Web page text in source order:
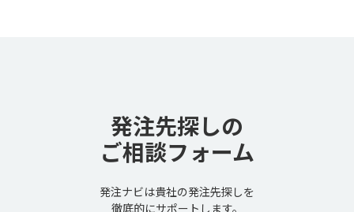
発注先探しの
ご相談フォーム
発注ナビは貴社の発注先探しを
徹底的にサポートします。